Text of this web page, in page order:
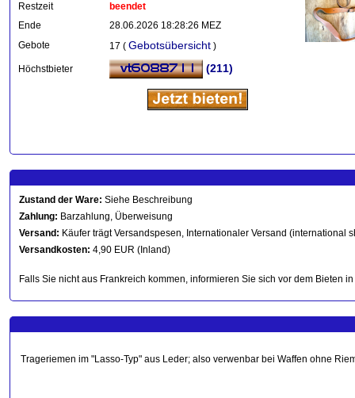
Restzeit
beendet
Ende
28.06.2026 18:28:26 MEZ
Gebote
17 ( Gebotsübersicht )
Höchstbieter (211)
Zustand der Ware: Siehe Beschreibung
Zahlung: Barzahlung, Überweisung
Versand: Käufer trägt Versandspesen, Internationaler Versand (international
Versandkosten: 4,90 EUR (Inland)
Falls Sie nicht aus Frankreich kommen, informieren Sie sich vor dem Bieten
Trageriemen im "Lasso-Typ" aus Leder; also verwenbar bei Waffen ohne